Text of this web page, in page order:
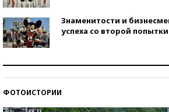
Знаменитости и
успеха со второй попытки
ФОТОИСТОРИИ